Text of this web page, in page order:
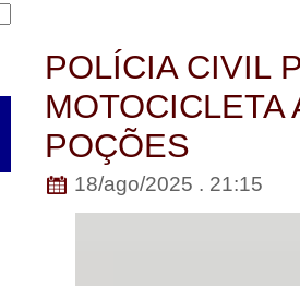
POLÍCIA CIVIL
MOTOCICLETA
POÇÕES
18/ago/2025 . 21:15